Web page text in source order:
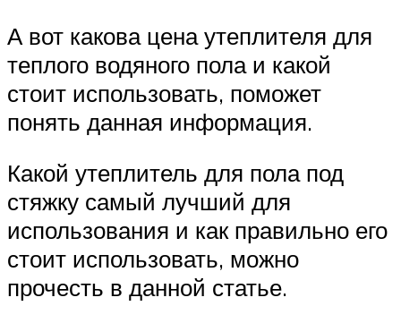
А вот какова цена утеплителя для
теплого водяного пола и какой
стоит использовать, поможет
понять данная информация.
Какой утеплитель для пола под
стяжку самый лучший для
использования и как правильно его
стоит использовать, можно
прочесть в данной статье.